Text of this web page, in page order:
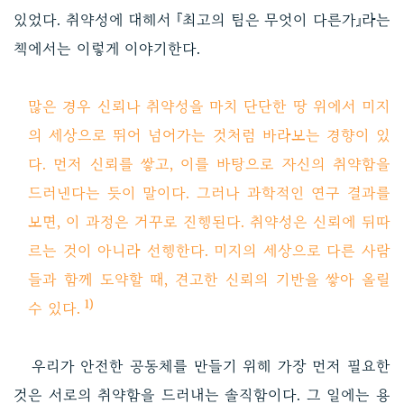
있었다. 취약성에 대해서 『최고의 팀은 무엇이 다른가』라는
책에서는 이렇게 이야기한다.
많은 경우 신뢰나 취약성을 마치 단단한 땅 위에서 미지
의 세상으로 뛰어 넘어가는 것처럼 바라보는 경향이 있
다. 먼저 신뢰를 쌓고, 이를 바탕으로 자신의 취약함을
드러낸다는 듯이 말이다. 그러나 과학적인 연구 결과를
보면, 이 과정은 거꾸로 진행된다. 취약성은 신뢰에 뒤따
르는 것이 아니라 선행한다. 미지의 세상으로 다른 사람
들과 함께 도약할 때, 견고한 신뢰의 기반을 쌓아 올릴
수 있다. 1)
우리가 안전한 공동체를 만들기 위해 가장 먼저 필요한
것은 서로의 취약함을 드러내는 솔직함이다. 그 일에는 용